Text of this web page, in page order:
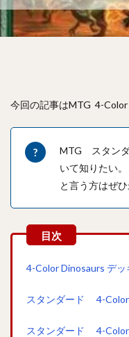
今回の記事はMTG 4-Color
MTG スタンダ
いて知りたい
と言う方はぜ
4-Color Dinosaurs デッ
スタンダード 4-Color
スタンダード 4-Color